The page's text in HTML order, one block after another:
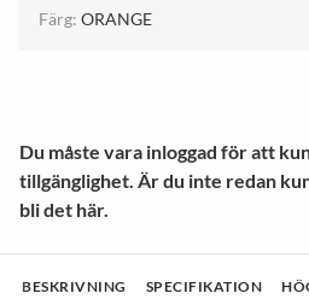
Färg: ORANGE
Du måste vara inloggad för att
tillgänglighet. Är du inte redan
bli det här.
BESKRIVNING SPECIFIKATION